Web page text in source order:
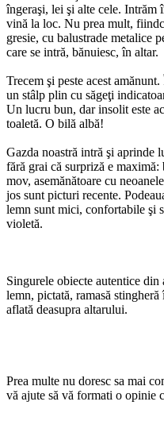
îngeraşi, lei şi alte cele. Intrăm
vină la loc. Nu prea mult,
gresie, cu balustrade metalice
care se intră, bănuiesc, în altar.
Trecem şi peste acest
un stâlp plin cu săgeţi
Un lucru bun, dar insolit este
toaletă. O bilă albă!
Gazda noastră intră şi aprinde
fără grai că surpriză e
mov, asemănătoare cu
jos sunt picturi recente.
lemn sunt mici, confortabile şi
violetă.
Singurele obiecte autentice din
lemn, pictată, ramasă
aflată deasupra altarului.
Prea multe nu doresc sa mai
vă ajute să vă formati o opinie